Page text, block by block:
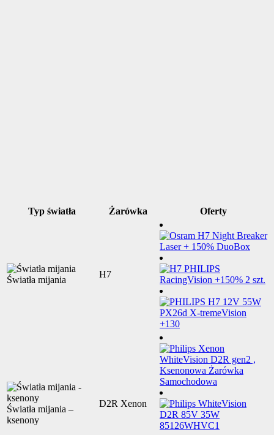
Typ światła Żarówka Oferty
Światła mijania
H7
Światła mijania –
ksenony
D2R Xenon